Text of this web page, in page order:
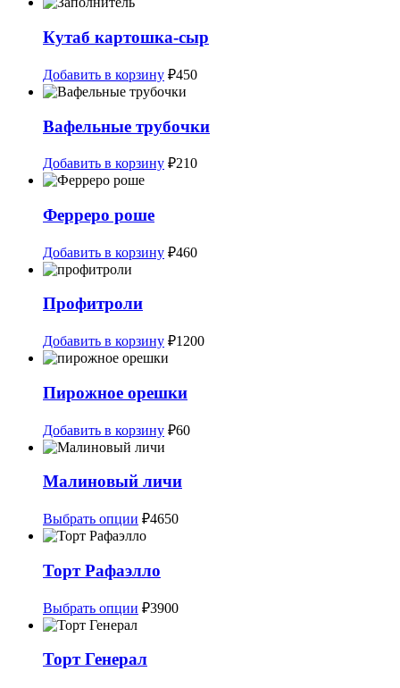
Кутаб картошка-сыр
Добавить в корзину ₽450
Вафельные трубочки
Добавить в корзину ₽210
Ферреро роше
Добавить в корзину ₽460
Профитроли
Добавить в корзину ₽1200
Пирожное орешки
Добавить в корзину ₽60
Малиновый личи
Выбрать опции Этот
товар
вариаций.
можно
странице
₽4650
Торт Рафаэлло
Выбрать опции Этот
вариаций.
₽3900
Торт Генерал